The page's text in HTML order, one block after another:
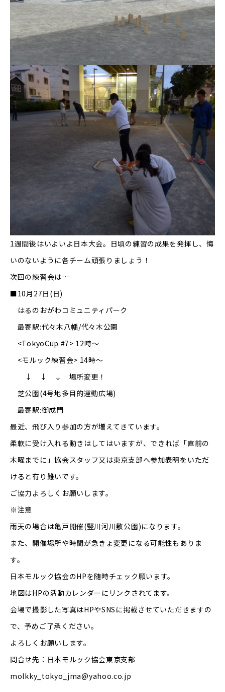
1週間後はいよいよ日本大会。日頃の練習の成果を発揮し、悔
いのないように各チーム頑張りましょう！
次回の練習会は…
■10月27日(日)
はるのおがわコミュニティパーク
最寄駅:代々木八幡/代々木公園
<TokyoCup #7> 12時～
<モルック練習会> 14時～
↓ ↓ ↓ 場所変更！
芝公園(4号地多目的運動広場)
最寄駅:御成門
最近、飛び入り参加の方が増えてきています。
柔軟に受け入れる動きはしてはいますが、できれば「直前の
木曜までに」協会スタッフ又は東京支部へ参加表明をいただ
けると有り難いです。
ご協力よろしくお願いします。
※注意
雨天の場合は亀戸開催(竪川河川敷公園)になります。
また、開催場所や時間が急きょ変更になる可能性もありま
す。
日本モルック協会のHPを随時チェック願います。
地図はHPの活動カレンダーにリンクされてます。
会場で撮影した写真はHPやSNSに掲載させていただきますの
で、予めご了承ください。
よろしくお願いします。
問合せ先：日本モルック協会東京支部
molkky_tokyo_jma@yahoo.co.jp